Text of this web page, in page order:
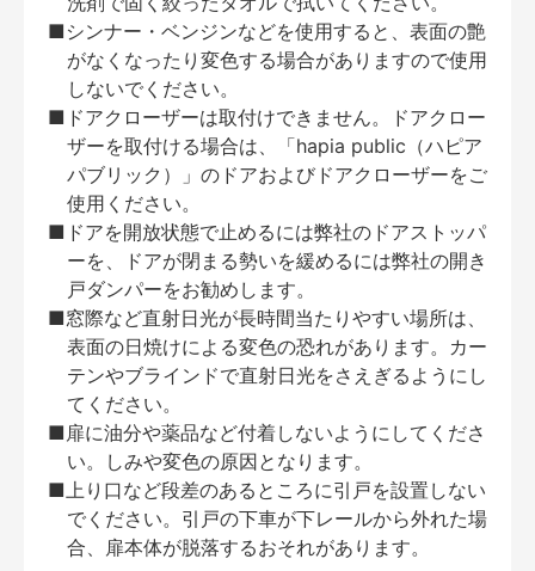
■シンナー・ベンジンなどを使用すると、表面の艶
がなくなったり変色する場合がありますので使用
しないでください。
■ドアクローザーは取付けできません。ドアクロー
ザーを取付ける場合は、「hapia public（ハピア
パブリック）」のドアおよびドアクローザーをご
使用ください。
■ドアを開放状態で止めるには弊社のドアストッパ
ーを、ドアが閉まる勢いを緩めるには弊社の開き
戸ダンパーをお勧めします。
■窓際など直射日光が長時間当たりやすい場所は、
表面の日焼けによる変色の恐れがあります。カー
テンやブラインドで直射日光をさえぎるようにし
てください。
■扉に油分や薬品など付着しないようにしてくださ
い。しみや変色の原因となります。
■上り口など段差のあるところに引戸を設置しない
でください。引戸の下車が下レールから外れた場
合、扉本体が脱落するおそれがあります。